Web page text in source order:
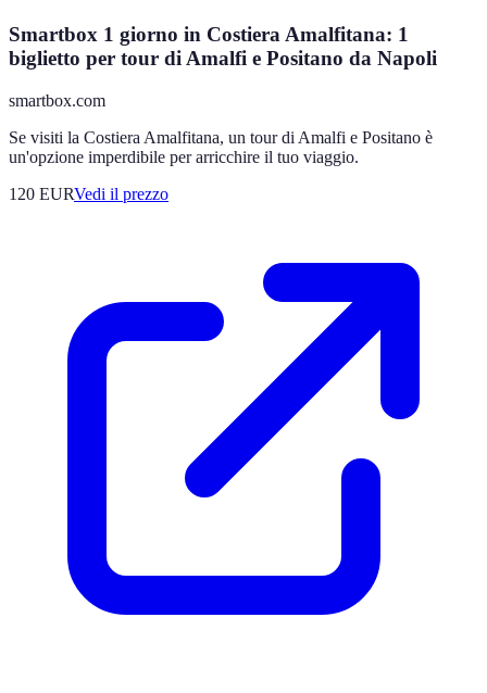
Smartbox 1 giorno in Costiera Amalfitana: 1
biglietto per tour di Amalfi e Positano da Napoli
smartbox.com
Se visiti la Costiera Amalfitana, un tour di Amalfi e Positano è
un'opzione imperdibile per arricchire il tuo viaggio.
120 EURVedi il prezzo